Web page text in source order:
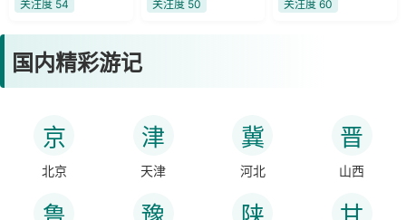
到达博斯腾湖 今天阳光明
关注度 54
似一个大银盘&nbsp;民丰
关注度 50
特有的芬芳&nbsp;今天五
关注度 60
国内精彩游记
京
北京
津
天津
冀
河北
晋
山西